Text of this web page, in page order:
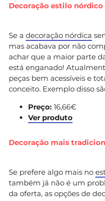
Decoração estilo nórdico
Se a decoração nórdica
mas acabava por não
achar que a maior parte
está enganado!
peças bem acessíveis e
conceito. Exemplo disso
Preço: 16,66€
Ver produto
Decoração mais
Se prefere algo mais no
também já não é um
da oferta, as opções de